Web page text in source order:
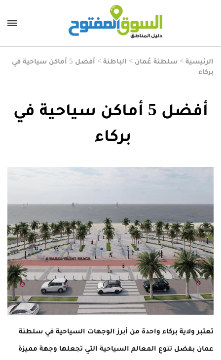
الرئيسية > سلطنة عُمان > الباطنة >
أفضل 5 أماكن سياحية في
بركاء
أفضل 5 أماكن سياحية في
بركاء
تعتبر ولاية بركاء واحدة من أبرز الوجهات السياحية في سلطنة
عمان بفضل تنوع المعالم السياحية التي تجعلها وجهة مميزة